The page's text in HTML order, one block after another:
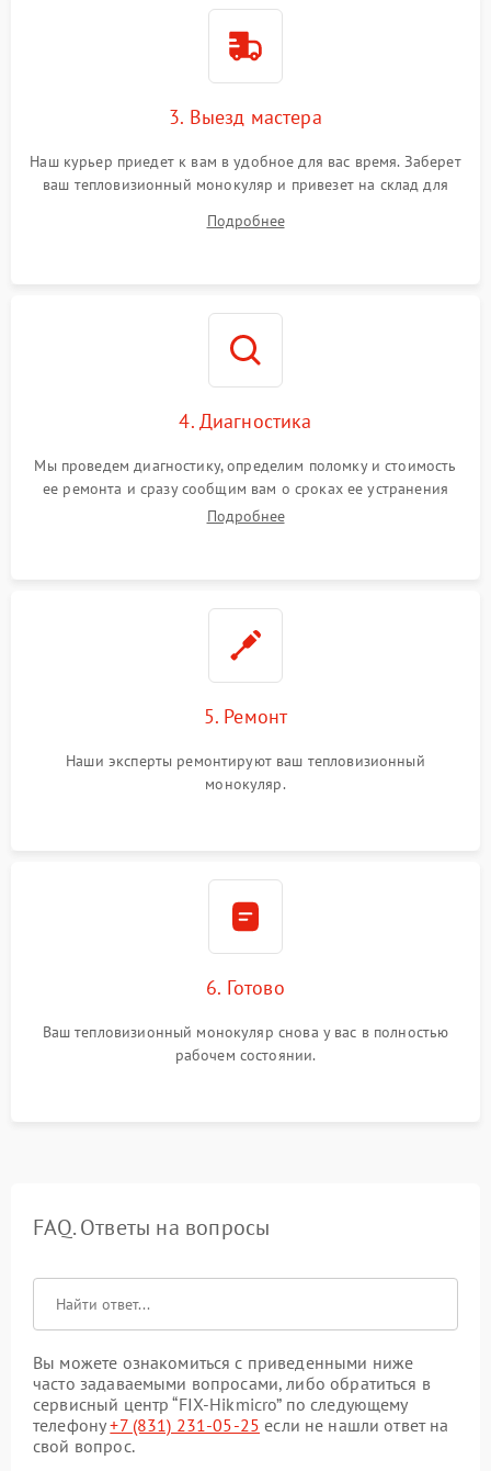
3. Выезд мастера
Наш курьер приедет к вам в удобное для вас время. Заберет
ваш тепловизионный монокуляр и привезет на склад для
Подробнее
4. Диагностика
Мы проведем диагностику, определим поломку и стоимость
ее ремонта и сразу сообщим вам о сроках ее устранения
Подробнее
5. Ремонт
Наши эксперты ремонтируют ваш тепловизионный
монокуляр.
6. Готово
Ваш тепловизионный монокуляр снова у вас в полностью
рабочем состоянии.
FAQ. Ответы на вопросы
Вы можете ознакомиться с приведенными ниже
часто задаваемыми вопросами, либо обратиться в
сервисный центр “FIX-Hikmicro” по следующему
телефону+7 (831) 231-05-25 если не нашли ответ на
свой вопрос.